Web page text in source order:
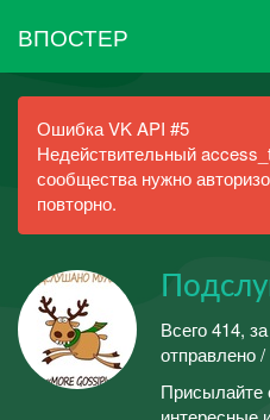
ВПОСТЕР
Ошибка VK API #5
Недействительный
сообщества нужно
повторно.
Всего 414,
отправлено /
Присылайте